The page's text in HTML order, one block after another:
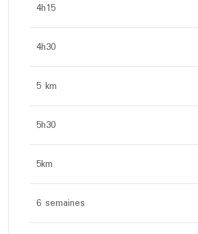
4h15
4h30
5 km
5h30
5km
6 semaines